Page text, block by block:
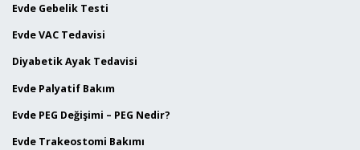
Evde Gebelik Testi
Evde VAC Tedavisi
Diyabetik Ayak Tedavisi
Evde Palyatif Bakım
Evde PEG Değişimi – PEG Nedir?
Evde Trakeostomi Bakımı